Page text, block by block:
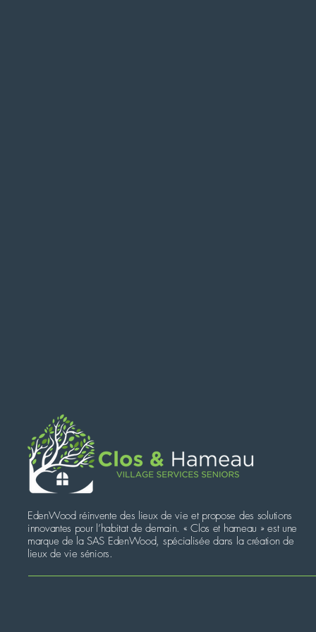
EdenWood réinvente des lieux de vie et propose des solutions
innovantes pour l’habitat de demain. « Clos et hameau » est une
marque de la SAS EdenWood, spécialisée dans la création de
lieux de vie séniors.